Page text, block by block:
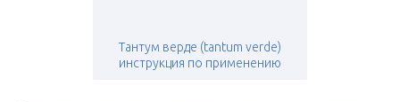
Тантум верде (tantum verde)
инструкция по применению